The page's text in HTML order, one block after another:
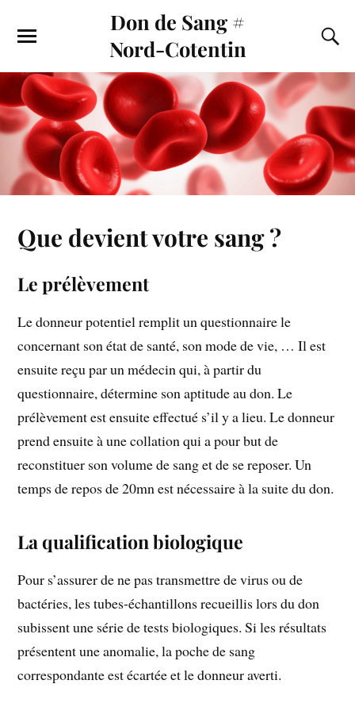
Don de Sang #
Nord-Cotentin
Que devient votre sang ?
Le prélèvement
Le donneur potentiel remplit un questionnaire le
concernant son état de santé, son mode de vie, … Il est
ensuite reçu par un médecin qui, à partir du
questionnaire, détermine son aptitude au don. Le
prélèvement est ensuite effectué s’il y a lieu. Le donneur
prend ensuite à une collation qui a pour but de
reconstituer son volume de sang et de se reposer. Un
temps de repos de 20mn est nécessaire à la suite du don.
La qualification biologique
Pour s’assurer de ne pas transmettre de virus ou de
bactéries, les tubes-échantillons recueillis lors du don
subissent une série de tests biologiques. Si les résultats
présentent une anomalie, la poche de sang
correspondante est écartée et le donneur averti.